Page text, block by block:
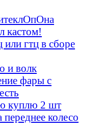
кастом!
гтц в сборе
и волк
фары с
куплю 2 шт
колесо